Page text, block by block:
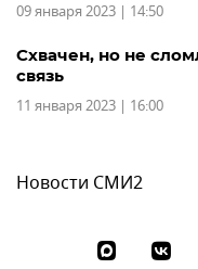
09 января 2023 | 14:50
Схвачен, но не
связь
11 января 2023 | 16:00
Новости СМИ2